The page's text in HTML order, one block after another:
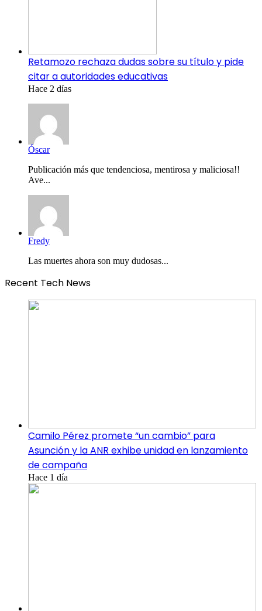
Retamozo rechaza dudas sobre su título y pide
citar a autoridades educativas
Hace 2 días
Óscar
Publicación más que tendenciosa, mentirosa y maliciosa!!
Ave...
Fredy
Las muertes ahora son muy dudosas...
Recent Tech News
Camilo Pérez promete “un cambio” para
Asunción y la ANR exhibe unidad en lanzamiento
de campaña
Hace 1 día